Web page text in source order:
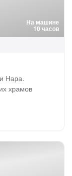
На машине
10 часов
Нара.
храмов